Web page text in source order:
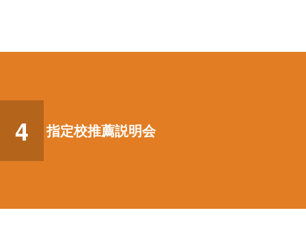
4 指定校推薦説明会